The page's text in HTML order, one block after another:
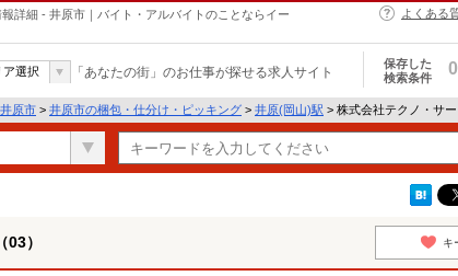
詳細 - 井原市｜バイト・アルバイトのことならイー
よくある
ア選択 「あなたの街」のお仕事が探せる求人サイト
保存した
検索条件
0
井原市 > 井原市の梱包・仕分け・ピッキング > 井原(岡山)駅 > 株式会社テクノ・サ
） キ